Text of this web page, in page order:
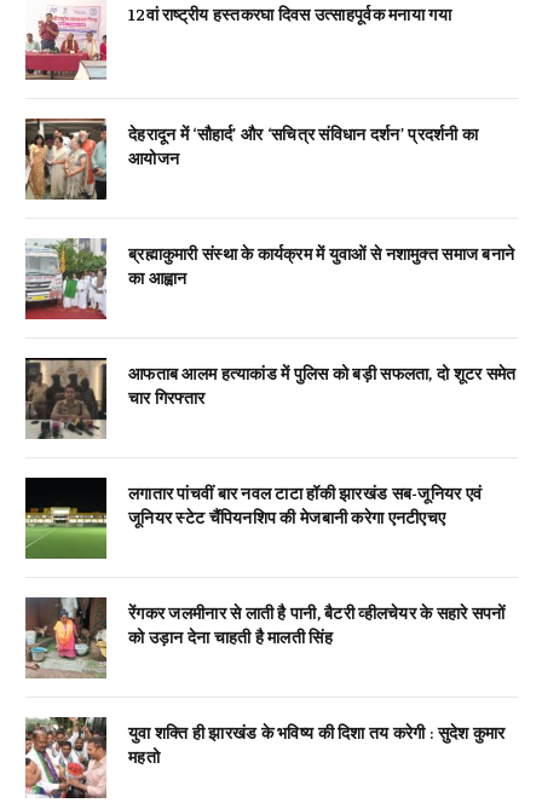
12वां राष्ट्रीय हस्तकरघा दिवस उत्साहपूर्वक मनाया गया
देहरादून में ‘सौहार्द’ और ‘सचित्र संविधान दर्शन’ प्रदर्शनी का
आयोजन
ब्रह्माकुमारी संस्था के कार्यक्रम में युवाओं से नशामुक्त समाज बनाने
का आह्वान
आफताब आलम हत्याकांड में पुलिस को बड़ी सफलता, दो शूटर समेत
चार गिरफ्तार
लगातार पांचवीं बार नवल टाटा हॉकी झारखंड सब-जूनियर एवं
जूनियर स्टेट चैंपियनशिप की मेजबानी करेगा एनटीएचए
रेंगकर जलमीनार से लाती है पानी, बैटरी व्हीलचेयर के सहारे सपनों
को उड़ान देना चाहती है मालती सिंह
युवा शक्ति ही झारखंड के भविष्य की दिशा तय करेगी : सुदेश कुमार
महतो